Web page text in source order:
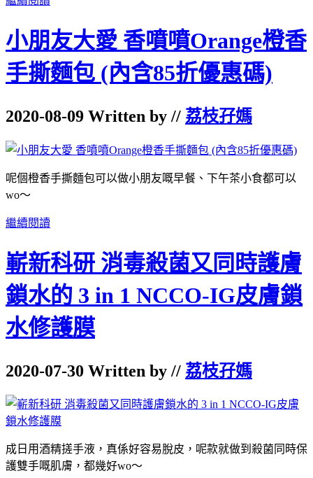
小朋友大愛 香噴噴Orange橙香
手撕麵包 (內含85折優惠碼)
2020-08-09 Written by // 荔枝孖媽
呢個橙香手撕麵包可以做小朋友嘅早餐、下午茶小食都可以
wo～
繼續閱讀
嶄新科研 消毒殺菌又同時護膚
鎖水的 3 in 1 NCCO-IG皮膚鎖
水修護膜
2020-07-30 Written by // 荔枝孖媽
成日用酒精搓手液，真係好容易脫皮，呢款就做到殺菌同時保
護雙手嘅肌膚，都幾好wo～